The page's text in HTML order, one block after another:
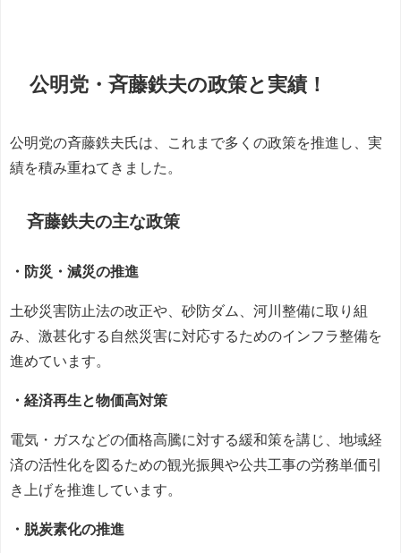
公明党・斉藤鉄夫の政策と実績！
公明党の斉藤鉄夫氏は、これまで多くの政策を推進し、実
績を積み重ねてきました。
斉藤鉄夫の主な政策
・防災・減災の推進
土砂災害防止法の改正や、砂防ダム、河川整備に取り組
み、激甚化する自然災害に対応するためのインフラ整備を
進めています。
・経済再生と物価高対策
電気・ガスなどの価格高騰に対する緩和策を講じ、地域経
済の活性化を図るための観光振興や公共工事の労務単価引
き上げを推進しています。
・脱炭素化の推進